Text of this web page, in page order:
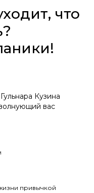
что
Кузина
вас
привычкой